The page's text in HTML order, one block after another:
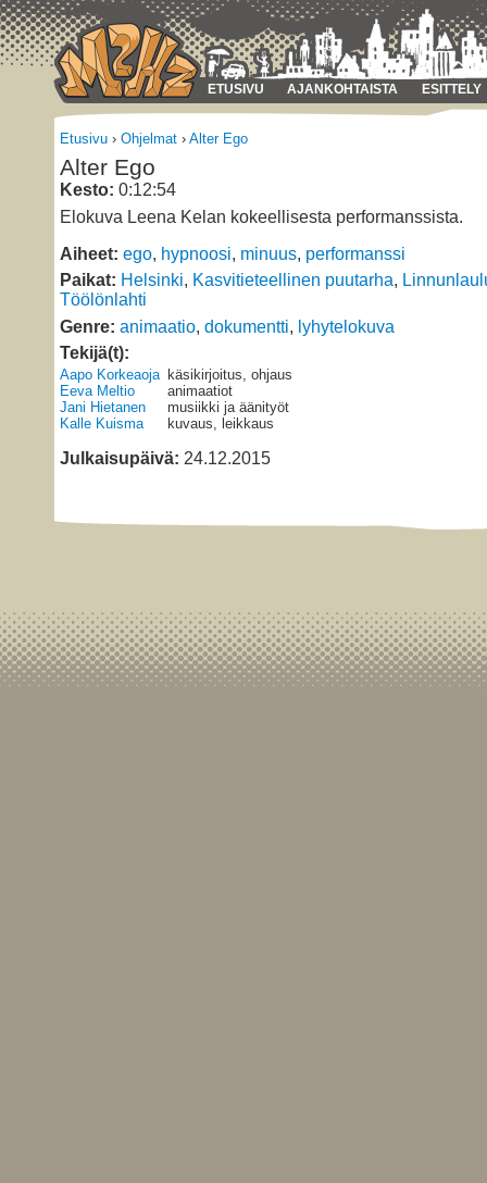
ETUSIVU AJANKOHTAISTA ESITTELY
Etusivu › Ohjelmat › Alter Ego
Alter Ego
Kesto: 0:12:54
Elokuva Leena Kelan kokeellisesta performanssista.
Aiheet: ego, hypnoosi, minuus, performanssi
Paikat: Helsinki, Kasvitieteellinen puutarha,
Töölönlahti
Genre: animaatio, dokumentti, lyhytelokuva
Tekijä(t):
Aapo Korkeaoja
Eeva Meltio
Jani Hietanen
Kalle Kuisma
käsikirjoitus, ohjaus
animaatiot
musiikki ja äänityöt
kuvaus, leikkaus
Julkaisupäivä: 24.12.2015